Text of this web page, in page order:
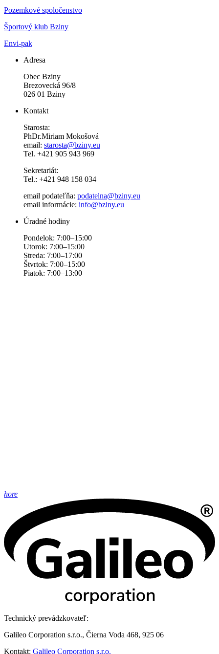
Pozemkové spoločenstvo
Športový klub Bziny
Envi-pak
Adresa
Obec Bziny
Brezovecká 96/8
026 01 Bziny
Kontakt
Starosta:
PhDr.Miriam Mokošová
email: starosta@bziny.eu
Tel. +421 905 943 969
Sekretariát:
Tel.: +421 948 158 034
email podateľňa: podatelna@bziny.eu
email informácie: info@bziny.eu
Úradné hodiny
Pondelok: 7:00–15:00
Utorok: 7:00–15:00
Streda: 7:00–17:00
Štvrtok: 7:00–15:00
Piatok: 7:00–13:00
hore
Technický prevádzkovateľ:
Galileo Corporation s.r.o., Čierna Voda 468, 925 06
Kontakt: Galileo Corporation s.r.o.